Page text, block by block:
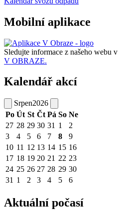
Mobilní aplikace
Sledujte informace z našeho webu v
V OBRAZE.
Kalendář akcí
Srpen2026
Po Út St Čt Pá So Ne
27 28 29 30 31 1
2
3
4 5 6 7 8
9
10 11 12 13 14 15 16
17 18 19 20 21 22 23
24 25 26 27 28 29 30
31 1 2 3 4 5 6
Aktuální počasí